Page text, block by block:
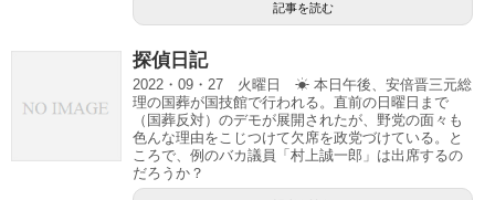
記事を読む
探偵日記
2022・09・27 火曜日 ☀ 本日午後、安倍晋三元総
理の国葬が国技館で行われる。直前の日曜日まで
（国葬反対）のデモが展開されたが、野党の面々も
色んな理由をこじつけて欠席を政党づけている。と
ころで、例のバカ議員「村上誠一郎」は出席するの
だろうか？